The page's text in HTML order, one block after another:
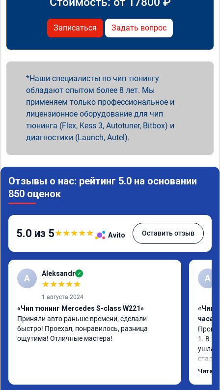
Записаться Задать вопрос
Наши специалисты по чип тюнингу
обладают опытом более 8 лет. Мы
применяем только профессиональное и
лицензионное оборудование для чип
тюнинга (Flex, Kess 3, Autotuner, Bitbox) и
диагностики (Launch, Autel).
Отзывы о нас: рейтинг 5.0 на основании
850 оценок
5.0 из 5★★★★★ Avito Оставить отзыв
A Aleksandr ✓
★★★★★
1 августа 2024
«Чип тюнинг Mercedes S-class W221»
Приняли авто раньше времени, сделали
быстро! Проехал, понравилось, разница
ощутима! Отличные мастера!
А
«Чип
часа»
1. В
ушла
стало
Одни